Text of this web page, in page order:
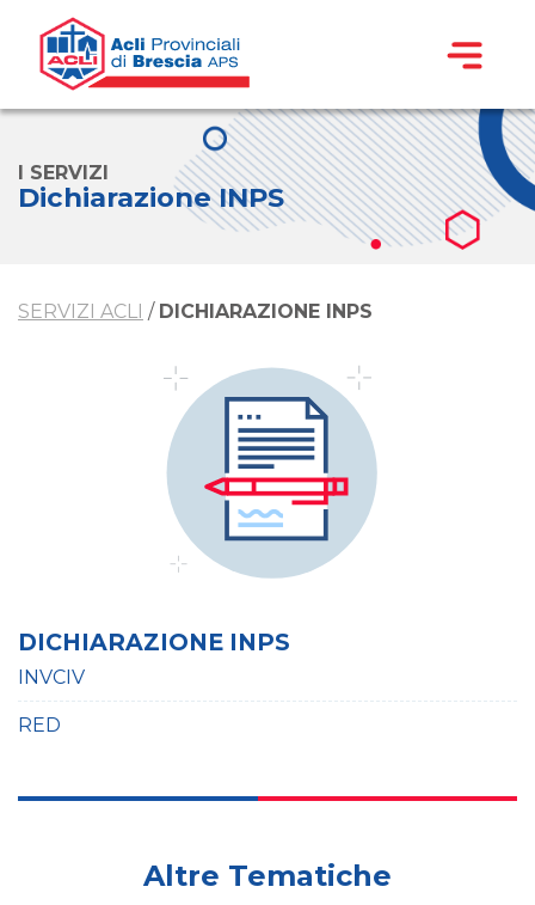
I SERVIZI
Dichiarazione INPS
SERVIZI ACLI / DICHIARAZIONE INPS
DICHIARAZIONE INPS
INVCIV
RED
Altre Tematiche